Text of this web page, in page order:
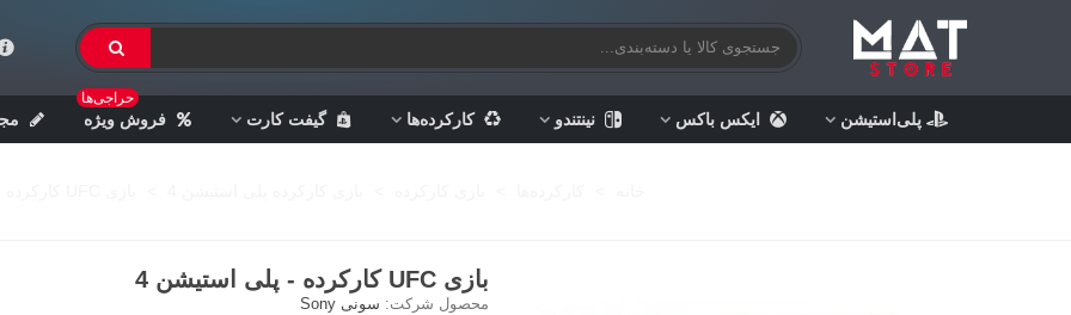
پلی‌استیشن ایکس باکس نینتندو کارکرده‌ها گیفت کارت فروش ویژه
حراجی‌ها
بازی UFC کارکرده - پلی استیشن 4
محصول شرکت: سونی Sony